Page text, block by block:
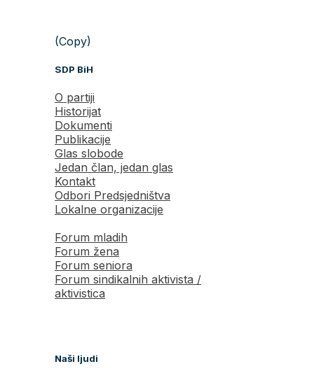
(Copy)
SDP BiH
O partiji
Historijat
Dokumenti
Publikacije
Glas slobode
Jedan član, jedan glas
Kontakt
Odbori Predsjedništva
Lokalne organizacije
Forum mladih
Forum žena
Forum seniora
Forum sindikalnih aktivista /
aktivistica
Naši ljudi